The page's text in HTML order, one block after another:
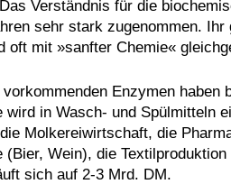
Verständnis für die
sehr stark zugenommen. Ihr
oft mit »sanfter Chemie«
Enzymen haben
in Wasch- und Spülmitteln
Molkereiwirtschaft, die
Wein), die Textilproduktion
sich auf 2-3 Mrd. DM.